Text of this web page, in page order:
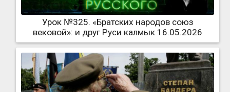
Урок №325. «Братских народов союз
вековой»: и друг Руси калмык 16.05.2026